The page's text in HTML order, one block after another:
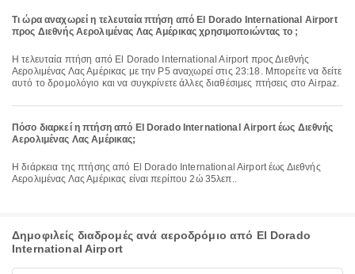
Τι ώρα αναχωρεί η τελευταία πτήση από El Dorado International Airport
προς Διεθνής Αερολιμένας Λας Αμέρικας χρησιμοποιώντας το ;
Η τελευταία πτήση από El Dorado International Airport προς Διεθνής
Αερολιμένας Λας Αμέρικας με την P5 αναχωρεί στις 23:18. Μπορείτε να δείτε
αυτό το δρομολόγιο και να συγκρίνετε άλλες διαθέσιμες πτήσεις στο Airpaz.
Πόσο διαρκεί η πτήση από El Dorado International Airport έως Διεθνής
Αερολιμένας Λας Αμέρικας;
Η διάρκεια της πτήσης από El Dorado International Airport έως Διεθνής
Αερολιμένας Λας Αμέρικας είναι περίπου 2ώ 35λεπ..
Δημοφιλείς διαδρομές ανά αεροδρόμιο από El Dorado
International Airport